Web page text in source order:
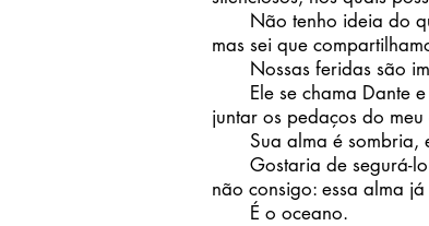
Não tenho ideia do
mas sei que
Nossas feridas são
Ele se chama Dante e
juntar os pedaços do
Sua alma é sombria,
Gostaria de segurá-lo
não consigo: essa alma
É o oceano.